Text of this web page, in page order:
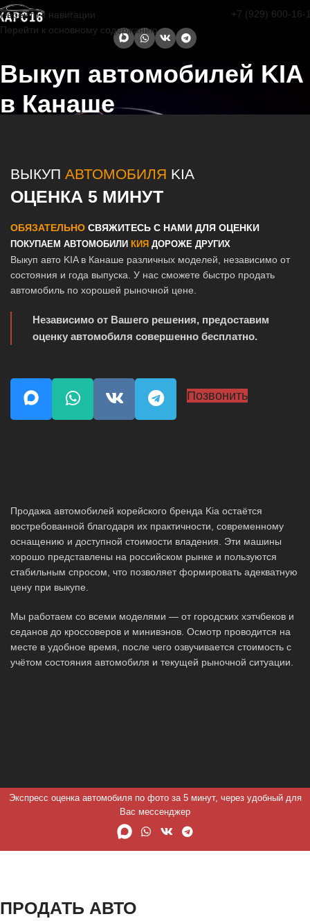
Перейти к навигации
Перейти к основному содержанию
+7 (929) 600-16-
Выкуп автомобилей KIA
в Канаше
ВЫКУП АВТОМОБИЛЯ KIA
ОЦЕНКА 5 МИНУТ
ОБЯЗАТЕЛЬНО СВЯЖИТЕСЬ С НАМИ ДЛЯ ОЦЕНКИ
ПОКУПАЕМ АВТОМОБИЛИ КИЯ ДОРОЖЕ ДРУГИХ
Выкуп авто KIA в Канаше различных моделей, независимо от
состояния и года выпуска. У нас сможете быстро продать
автомобиль по хорошей рыночной цене.
Независимо от Вашего решения, предоставим
оценку автомобиля совершенно бесплатно.
Позвонить
Продажа автомобилей корейского бренда Kia остаётся
востребованной благодаря их практичности, современному
оснащению и доступной стоимости владения. Эти машины
хорошо представлены на российском рынке и пользуются
стабильным спросом, что позволяет формировать адекватную
цену при выкупе.
Мы работаем со всеми моделями — от городских хэтчбеков и
седанов до кроссоверов и минивэнов. Осмотр проводится на
месте в удобное время, после чего озвучивается стоимость с
учётом состояния автомобиля и текущей рыночной ситуации.
Экспресс оценка автомобиля по фото за 5 минут, через удобный для
Вас мессенджер
ПРОДАТЬ АВТО